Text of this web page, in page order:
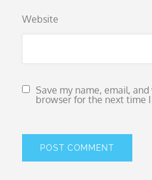
Website
Save my name, email,
browser for the next time